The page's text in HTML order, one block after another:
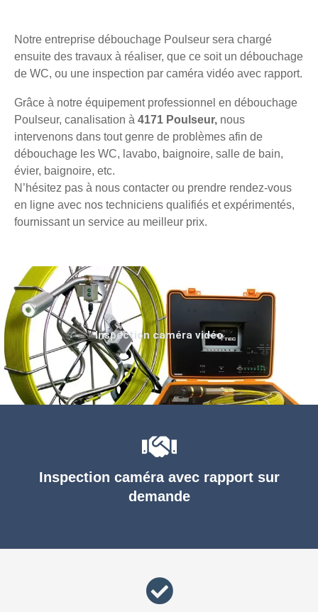
Notre entreprise débouchage Poulseur sera chargé
ensuite des travaux à réaliser, que ce soit un débouchage
de WC, ou une inspection par caméra vidéo avec rapport.
Grâce à notre équipement professionnel en débouchage
Poulseur, canalisation à 4171 Poulseur, nous
intervenons dans tout genre de problèmes afin de
débouchage les WC, lavabo, baignoire, salle de bain,
évier, baignoire, etc.
N’hésitez pas à nous contacter ou prendre rendez-vous
en ligne avec nos techniciens qualifiés et expérimentés,
fournissant un service au meilleur prix.
Inspection caméra avec rapport sur
demande
Inspection caméra vidéo